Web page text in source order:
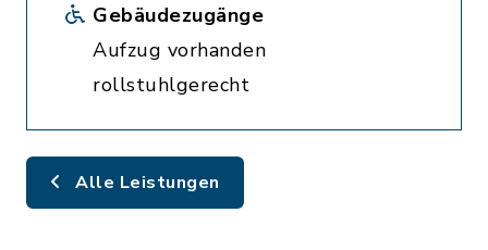
Gebäudezugänge
Aufzug vorhanden
rollstuhlgerecht
Alle Leistungen